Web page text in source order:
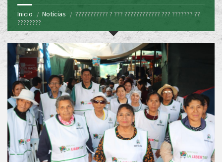
Inicio Noticias
??????????? ? ??? ???????????? ??? ??????? ??
????????